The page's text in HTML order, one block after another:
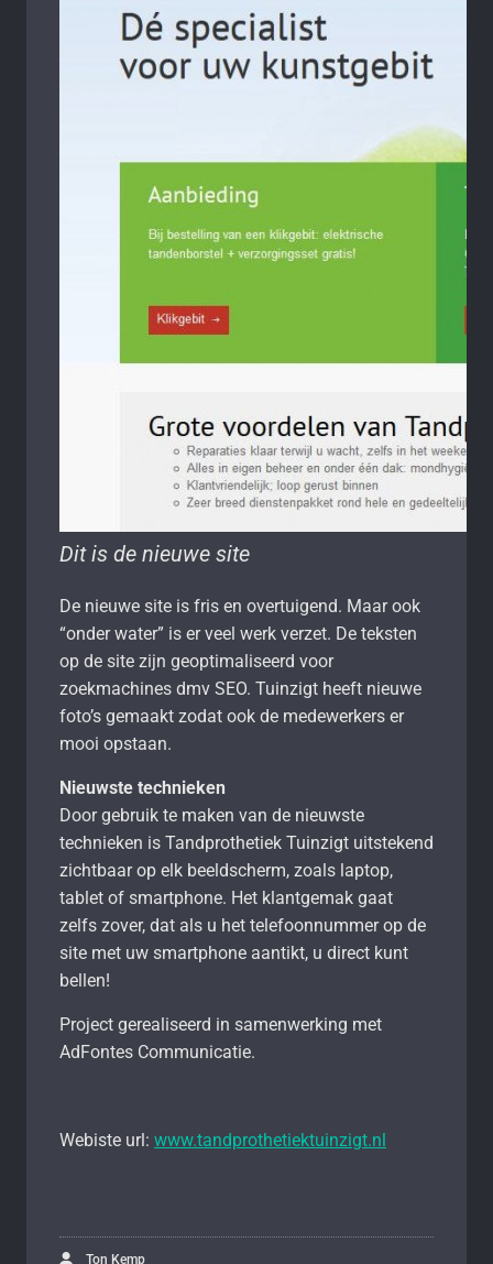
Dit is de nieuwe site
De nieuwe site is fris en overtuigend. Maar ook
“onder water” is er veel werk verzet. De teksten
op de site zijn geoptimaliseerd voor
zoekmachines dmv SEO. Tuinzigt heeft nieuwe
foto’s gemaakt zodat ook de medewerkers er
mooi opstaan.
Nieuwste technieken
Door gebruik te maken van de nieuwste
technieken is Tandprothetiek Tuinzigt uitstekend
zichtbaar op elk beeldscherm, zoals laptop,
tablet of smartphone. Het klantgemak gaat
zelfs zover, dat als u het telefoonnummer op de
site met uw smartphone aantikt, u direct kunt
bellen!
Project gerealiseerd in samenwerking met
AdFontes Communicatie.
Webiste url: www.tandprothetiektuinzigt.nl
Ton Kemp